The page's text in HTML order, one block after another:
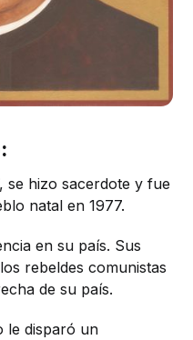
se hizo sacerdote y fue
natal en 1977.
en su país. Sus
rebeldes comunistas
de su país.
le disparó un